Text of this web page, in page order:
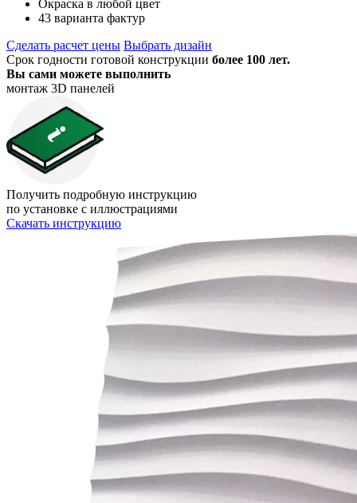
Окраска в любой цвет
43 варианта фактур
Сделать расчет цены Выбрать дизайн
Срок годности готовой конструкции более 100 лет.
Вы сами можете выполнить
монтаж 3D панелей
Получить подробную инструкцию
по установке с иллюстрациями
Скачать инструкцию